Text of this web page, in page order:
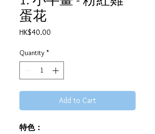
蛋花
HK$40.00
Quantity *
Add to Cart
特色：